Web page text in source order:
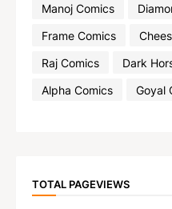
Manoj Comics
Frame Comics
Raj Comics
Dark
Alpha Comics
Goyal
TOTAL PAGEVIEWS